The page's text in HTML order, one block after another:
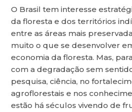
O Brasil tem interesse
da floresta e dos territórios
entre as áreas mais
muito o que se desenvolver
economia da floresta. Mas,
com a degradação sem
pesquisa, ciência, no
agroflorestais e nos
estão há séculos vivendo de